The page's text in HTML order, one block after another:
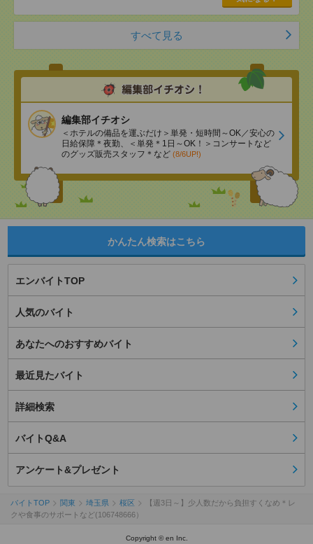
すべて見る
編集部イチオシ
＜ホテルの備品を運ぶだけ＞単発・短時間～OK／安心の
日給保障＊夜勤、＜単発＊1日～OK！＞コンサートなど
のグッズ販売スタッフ＊など (8/6UP!)
かんたん検索はこちら
エンバイトTOP
人気のバイト
あなたへのおすすめバイト
最近見たバイト
詳細検索
バイトQ&A
アンケート&プレゼント
バイトTOP 関東 埼玉県 桜区
【週3日～】少人数だから負担すくなめ＊レ
クや食事のサポートなど(106748666）
Copyright © en Inc.